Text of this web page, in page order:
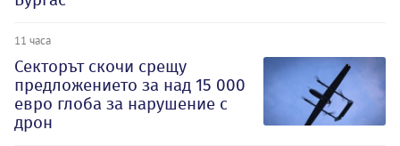
11 часа
Секторът скочи срещу
предложението за над 15 000
евро глоба за нарушение с
дрон